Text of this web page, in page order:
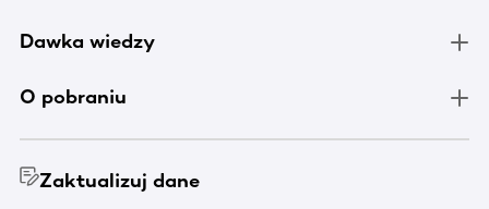
Dawka wiedzy
O pobraniu
Zaktualizuj dane